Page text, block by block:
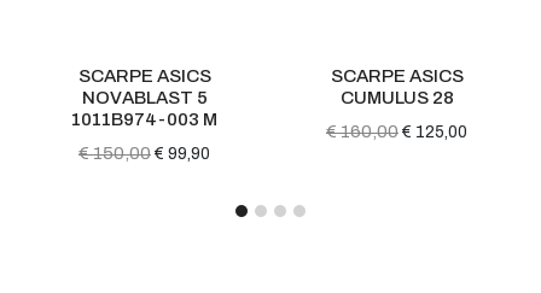
ASICS
5
003 M
€ 99,90
SCARPE ASICS
€ 160,00
€ 125,00
SCARPE
24